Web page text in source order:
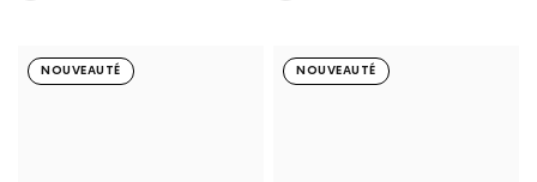
NOUVEAUTÉ NOUVEAUTÉ